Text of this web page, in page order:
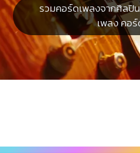
รวมคอร์ดเพลงจากศิลปิ
เพลง คอ